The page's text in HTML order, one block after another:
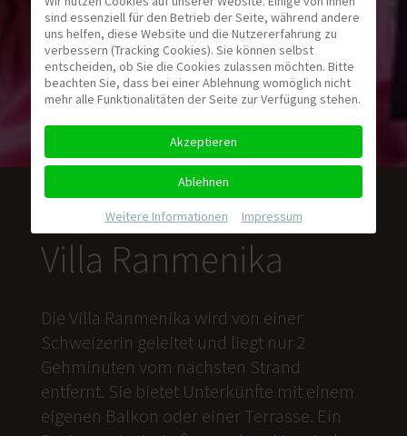
Villa Ranmenika
Die Villa Ranmenika wird von einer
Schweizerin geleitet und liegt nur 2
Gehminuten vom nächsten Strand
entfernt. Sie bietet Unterkünfte mit einem
eigenen Balkon oder einer Terrasse. Ein
sind essenziell für den Betrieb der Seite, während andere
uns helfen, diese Website und die Nutzererfahrung zu
verbessern (Tracking Cookies). Sie können selbst
entscheiden, ob Sie die Cookies zulassen möchten. Bitte
beachten Sie, dass bei einer Ablehnung womöglich nicht
mehr alle Funktionalitäten der Seite zur Verfügung stehen.
Akzeptieren
Ablehnen
Weitere Informationen Impressum